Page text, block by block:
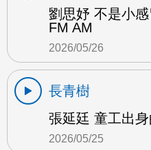
劉思妤 不是小
FM AM
2026/05/26
長青樹
張延廷 童工出
2026/05/25